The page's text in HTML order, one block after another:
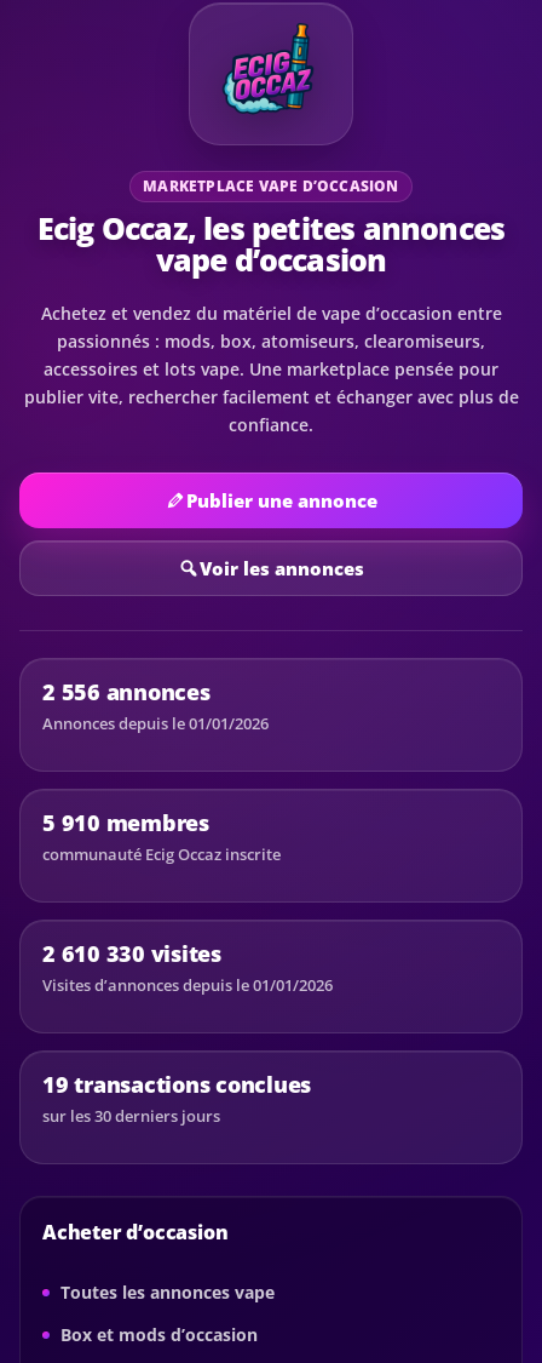
MARKETPLACE VAPE D’OCCASION
Ecig Occaz, les petites annonces
vape d’occasion
Achetez et vendez du matériel de vape d’occasion entre
passionnés : mods, box, atomiseurs, clearomiseurs,
accessoires et lots vape. Une marketplace pensée pour
publier vite, rechercher facilement et échanger avec plus de
confiance.
Publier une annonce
Voir les annonces
2 556 annonces
Annonces depuis le 01/01/2026
5 910 membres
communauté Ecig Occaz inscrite
2 610 330 visites
Visites d’annonces depuis le 01/01/2026
19 transactions conclues
sur les 30 derniers jours
Acheter d’occasion
Toutes les annonces vape
Box et mods d’occasion